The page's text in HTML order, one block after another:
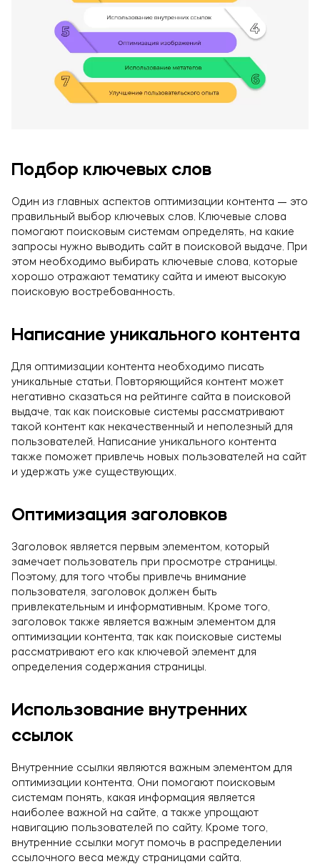
Подбор ключевых слов
Один из главных аспектов оптимизации контента — это
правильный выбор ключевых слов. Ключевые слова
помогают поисковым системам определять, на какие
запросы нужно выводить сайт в поисковой выдаче. При
этом необходимо выбирать ключевые слова, которые
хорошо отражают тематику сайта и имеют высокую
поисковую востребованность.
Написание уникального контента
Для оптимизации контента необходимо писать
уникальные статьи. Повторяющийся контент может
негативно сказаться на рейтинге сайта в поисковой
выдаче, так как поисковые системы рассматривают
такой контент как некачественный и неполезный для
пользователей. Написание уникального контента
также поможет привлечь новых пользователей на сайт
и удержать уже существующих.
Оптимизация заголовков
Заголовок является первым элементом, который
замечает пользователь при просмотре страницы.
Поэтому, для того чтобы привлечь внимание
пользователя, заголовок должен быть
привлекательным и информативным. Кроме того,
заголовок также является важным элементом для
оптимизации контента, так как поисковые системы
рассматривают его как ключевой элемент для
определения содержания страницы.
Использование внутренних
ссылок
Внутренние ссылки являются важным элементом для
оптимизации контента. Они помогают поисковым
системам понять, какая информация является
наиболее важной на сайте, а также упрощают
навигацию пользователей по сайту. Кроме того,
внутренние ссылки могут помочь в распределении
ссылочного веса между страницами сайта.